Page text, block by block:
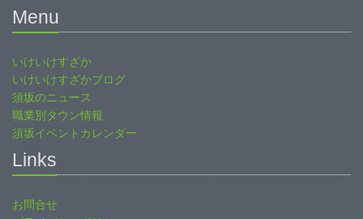
Menu
いけいけすざか
いけいけすざかブログ
須坂のニュース
職業別タウン情報
須坂イベントカレンダー
Links
お問合せ